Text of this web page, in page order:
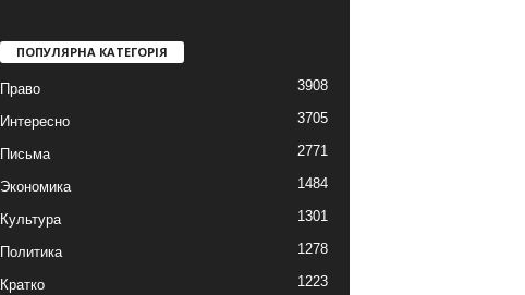
ПОПУЛЯРНА КАТЕГОРІЯ
Право 3908
Интересно 3705
Письма 2771
Экономика 1484
Культура 1301
Политика 1278
Кратко 1223